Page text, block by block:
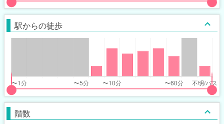
駅からの徒歩
階数